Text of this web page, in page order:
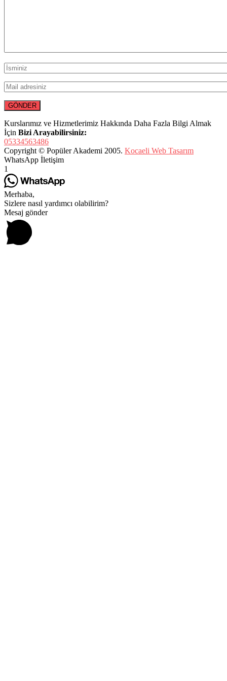
Kurslarımız ve Hizmetlerimiz Hakkında Daha Fazla Bilgi Almak
İçin Bizi Arayabilirsiniz:
05334563486
Copyright © Popüler Akademi 2005. Kocaeli Web Tasarım
WhatsApp İletişim
1
Merhaba,
Sizlere nasıl yardımcı olabilirim?
Mesaj gönder